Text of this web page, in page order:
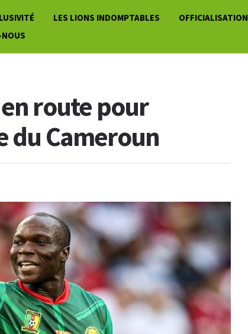
LES LIONS INDOMPTABLES OFFICIALISATION
route pour
du Cameroun